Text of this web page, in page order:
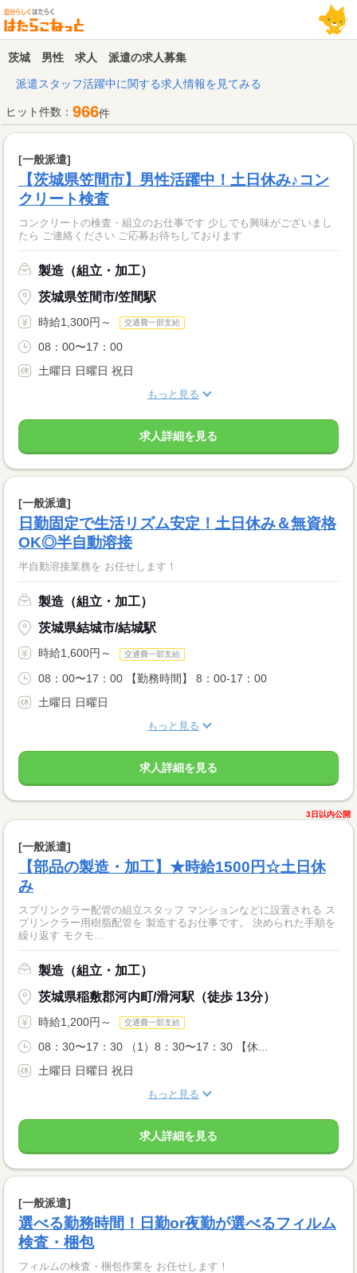
茨城 男性 求人 派遣の求人募集
派遣スタッフ活躍中に関する求人情報を見てみる
ヒット件数： 966件
[一般派遣]
【茨城県笠間市】男性活躍中！土日休み♪コン
クリート検査
コンクリートの検査・組立のお仕事です 少しでも興味がございまし
たら ご連絡ください ご応募お待ちしております
製造（組立・加工）
茨城県笠間市/笠間駅
時給1,300円～ 交通費一部支給
08：00〜17：00
土曜日 日曜日 祝日
もっと見る
求人詳細を見る
[一般派遣]
日勤固定で生活リズム安定！土日休み＆無資格
OK◎半自動溶接
半自動溶接業務を お任せします！
製造（組立・加工）
茨城県結城市/結城駅
時給1,600円～ 交通費一部支給
08：00〜17：00 【勤務時間】 8：00-17：00
土曜日 日曜日
もっと見る
求人詳細を見る
3日以内公開
[一般派遣]
【部品の製造・加工】★時給1500円☆土日休
み
スプリンクラー配管の組立スタッフ マンションなどに設置される ス
プリンクラー用樹脂配管を 製造するお仕事です。 決められた手順を
繰り返す モクモ...
製造（組立・加工）
茨城県稲敷郡河内町/滑河駅（徒歩 13分）
時給1,200円～ 交通費一部支給
08：30〜17：30 （1）8：30〜17：30 【休...
土曜日 日曜日 祝日
もっと見る
求人詳細を見る
[一般派遣]
選べる勤務時間！日勤or夜勤が選べるフィルム
検査・梱包
フィルムの検査・梱包作業を お任せします！